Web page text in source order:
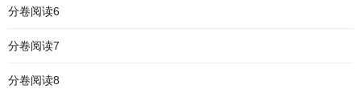
分卷阅读6
分卷阅读7
分卷阅读8